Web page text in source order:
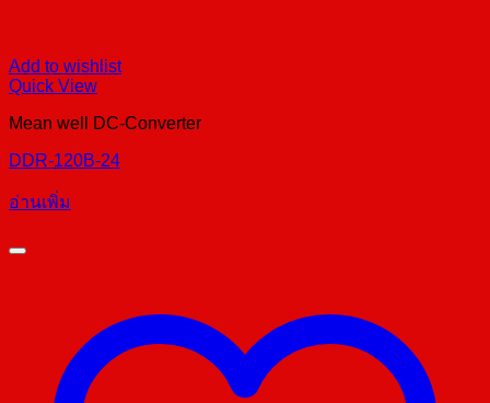
Add to wishlist
Quick View
Mean well DC-Converter
DDR-120B-24
อ่านเพิ่ม